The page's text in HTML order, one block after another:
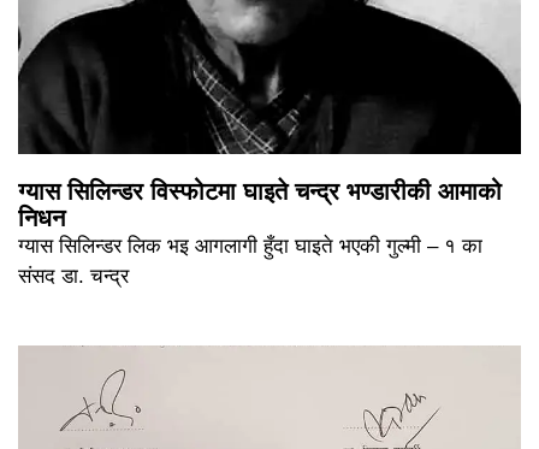
ग्यास सिलिन्डर विस्फोटमा घाइते चन्द्र भण्डारीकी आमाको
निधन
ग्यास सिलिन्डर लिक भइ आगलागी हुँदा घाइते भएकी गुल्मी – १ का
संसद डा. चन्द्र